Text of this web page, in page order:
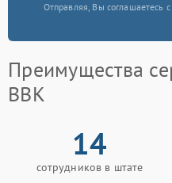
Отправляя, Вы соглашаетесь
Преимущества
BBK
14
сотрудников в штате